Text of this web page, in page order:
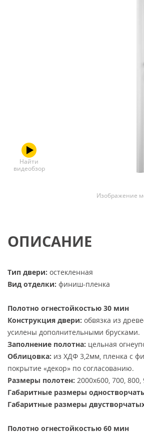
Найти
видеобзор
Изображение
ОПИСАНИЕ
Тип двери: остекленная
Вид отделки: финиш-пленка
Полотно огнестойкостью 30 мин
Конструкция двери: обвязка из
усилены дополнительными брусками.
Заполнение полотна: цельная
Облицовка: из ХДФ 3,2мм, пленка с
покрытие «декор» по согласованию.
Размеры полотен: 2000х600, 700,
Габаритные размеры
Габаритные размеры
Полотно огнестойкостью 60 мин